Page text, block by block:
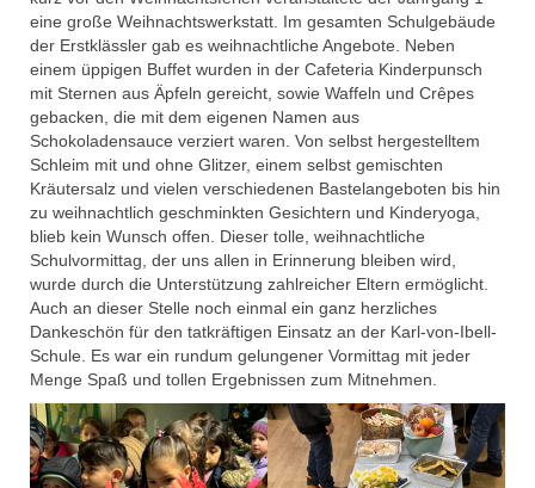
Schulkleidung
eine große Weihnachtswerkstatt. Im gesamten Schulgebäude
der Erstklässler gab es weihnachtliche Angebote. Neben
einem üppigen Buffet wurden in der Cafeteria Kinderpunsch
mit Sternen aus Äpfeln gereicht, sowie Waffeln und Crêpes
gebacken, die mit dem eigenen Namen aus
Schokoladensauce verziert waren. Von selbst hergestelltem
Schleim mit und ohne Glitzer, einem selbst gemischten
Kräutersalz und vielen verschiedenen Bastelangeboten bis hin
zu weihnachtlich geschminkten Gesichtern und Kinderyoga,
blieb kein Wunsch offen. Dieser tolle, weihnachtliche
Schulvormittag, der uns allen in Erinnerung bleiben wird,
wurde durch die Unterstützung zahlreicher Eltern ermöglicht.
Auch an dieser Stelle noch einmal ein ganz herzliches
Dankeschön für den tatkräftigen Einsatz an der Karl-von-Ibell-
Schule. Es war ein rundum gelungener Vormittag mit jeder
Menge Spaß und tollen Ergebnissen zum Mitnehmen.